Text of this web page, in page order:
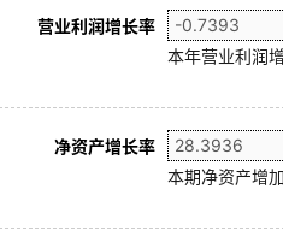
营业利润增长率
本年营业利润
净资产增长率
本期净资产增